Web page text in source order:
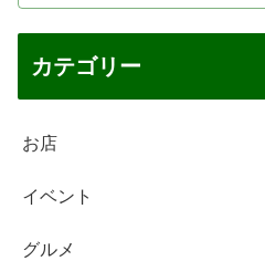
カテゴリー
お店
イベント
グルメ